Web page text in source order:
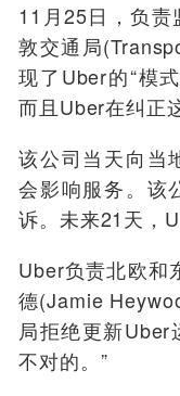
11月25日，负责
敦交通局
现了Uber的“模
而且Uber在纠正
该公司当天向当
会影响服务。该
诉。未来21天，
Uber负责北欧和
德(Jamie
局拒绝更新Uber
不对的。”